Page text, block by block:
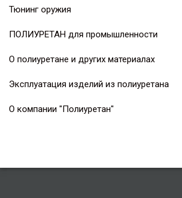
Тюнинг оружия
ПОЛИУРЕТАН для промышленности
О полиуретане и других материалах
Эксплуатация изделий из полиуретана
О компании "Полиуретан"